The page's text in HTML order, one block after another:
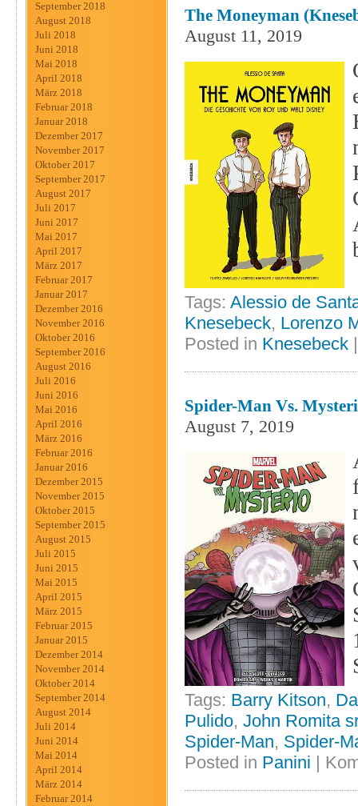
September 2018
August 2018
Juli 2018
Juni 2018
Mai 2018
April 2018
März 2018
Februar 2018
Januar 2018
Dezember 2017
November 2017
Oktober 2017
September 2017
August 2017
Juli 2017
Juni 2017
Mai 2017
April 2017
März 2017
Februar 2017
Januar 2017
Dezember 2016
November 2016
Oktober 2016
September 2016
August 2016
Juli 2016
Juni 2016
Mai 2016
April 2016
März 2016
Februar 2016
Januar 2016
Dezember 2015
November 2015
Oktober 2015
September 2015
August 2015
Juli 2015
Juni 2015
Mai 2015
April 2015
März 2015
Februar 2015
Januar 2015
Dezember 2014
November 2014
Oktober 2014
September 2014
August 2014
Juli 2014
Juni 2014
Mai 2014
April 2014
März 2014
Februar 2014
The Moneyman
August 11, 2019
Tags: Alessio de
Knesebeck, Lorenzo
Posted in Knesebeck
Spider-Man Vs.
August 7, 2019
Tags: Barry Kitson,
Pulido, John Romita
Spider-Man, Spider-
Posted in Panini |